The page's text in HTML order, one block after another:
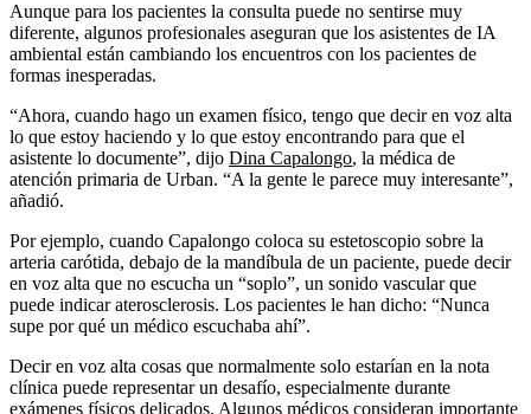
Aunque para los pacientes la consulta puede no sentirse muy
diferente, algunos profesionales aseguran que los asistentes de IA
ambiental están cambiando los encuentros con los pacientes de
formas inesperadas.
“Ahora, cuando hago un examen físico, tengo que decir en voz alta
lo que estoy haciendo y lo que estoy encontrando para que el
asistente lo documente”, dijo Dina Capalongo, la médica de
atención primaria de Urban. “A la gente le parece muy interesante”,
añadió.
Por ejemplo, cuando Capalongo coloca su estetoscopio sobre la
arteria carótida, debajo de la mandíbula de un paciente, puede decir
en voz alta que no escucha un “soplo”, un sonido vascular que
puede indicar aterosclerosis. Los pacientes le han dicho: “Nunca
supe por qué un médico escuchaba ahí”.
Decir en voz alta cosas que normalmente solo estarían en la nota
clínica puede representar un desafío, especialmente durante
exámenes físicos delicados. Algunos médicos consideran importante